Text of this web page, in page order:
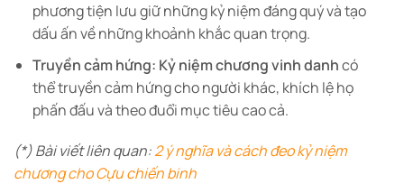
phương tiện lưu giữ những kỷ niệm đáng quý và tạo
dấu ấn về những khoảnh khắc quan trọng.
Truyền cảm hứng: Kỷ niệm chương vinh danhcó
thể truyền cảm hứng cho người khác, khích lệ họ
phấn đấu và theo đuổi mục tiêu cao cả.
(*) Bài viết liên quan:2 ý nghĩa và cách đeo kỷ niệm
chương cho Cựu chiến binh